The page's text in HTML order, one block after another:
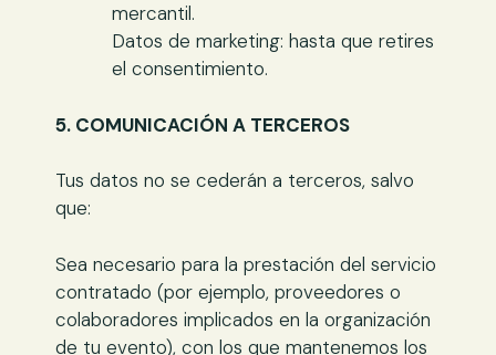
mercantil.
Datos de marketing: hasta que retires
el consentimiento.
5. COMUNICACIÓN A TERCEROS
Tus datos no se cederán a terceros, salvo
que:
Sea necesario para la prestación del servicio
contratado (por ejemplo, proveedores o
colaboradores implicados en la organización
de tu evento), con los que mantenemos los